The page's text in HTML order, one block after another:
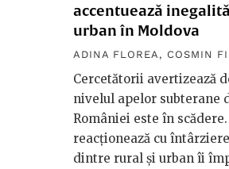
accentuează
urban în Moldova
ADINA FLOREA , COSMIN
Cercetătorii avertizează
nivelul apelor subterane
României este în
reacționează cu
dintre rural și urban îi